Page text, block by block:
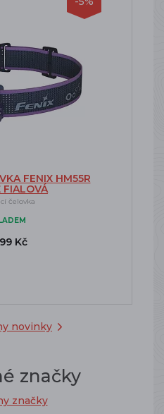
novinky
FENIX HM55R
FIALOVÁ
čelovka
Kč
značky
značky